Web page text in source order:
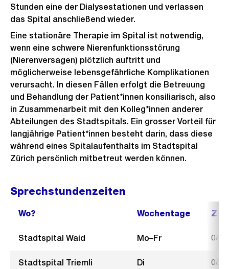
Stunden eine der Dialysestationen und verlassen
das Spital anschließend wieder.
Eine stationäre Therapie im Spital ist notwendig,
wenn eine schwere Nierenfunktionsstörung
(Nierenversagen) plötzlich auftritt und
möglicherweise lebensgefährliche Komplikationen
verursacht. In diesen Fällen erfolgt die Betreuung
und Behandlung der Patient*innen konsiliarisch, also
in Zusammenarbeit mit den Kolleg*innen anderer
Abteilungen des Stadtspitals. Ein grosser Vorteil für
langjährige Patient*innen besteht darin, dass diese
während eines Spitalaufenthalts im Stadtspital
Zürich persönlich mitbetreut werden können.
Sprechstundenzeiten
Wo? Wochentage
Stadtspital Waid Mo–Fr
Stadtspital Triemli
Di